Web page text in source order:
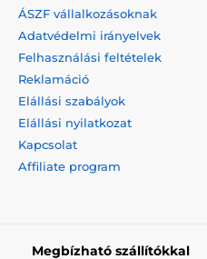
ÁSZF vállalkozásoknak
Adatvédelmi irányelvek
Felhasználási feltételek
Reklamáció
Elállási szabályok
Elállási nyilatkozat
Kapcsolat
Affiliate program
Megbízható szállítókkal